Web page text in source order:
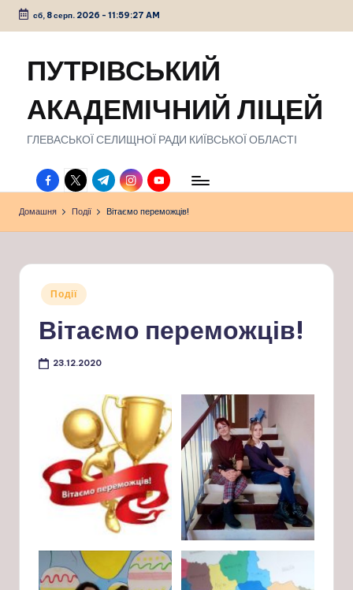
Перейти
сб, 8 серп. 2026 - 11:59:28 AM
ПУТРІВСЬКИЙ
АКАДЕМІЧНИЙ ЛІЦЕЙ
ГЛЕВАСЬКОЇ СЕЛИЩНОЇ РАДИ КИЇВСЬКОЇ ОБЛАСТІ
facebook.com
twitter.com
t.me instagram.com
youtube.com
Домашня Події Вітаємо переможців!
Опубліковано
Події
Вітаємо переможців!
23.12.2020